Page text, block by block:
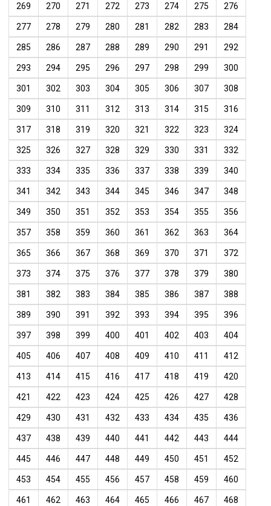
269 270 271 272 273 274 275 276
277 278 279 280 281 282 283 284
285 286 287 288 289 290 291 292
293 294 295 296 297 298 299 300
301 302 303 304 305 306 307 308
309 310 311 312 313 314 315 316
317 318 319 320 321 322 323 324
325 326 327 328 329 330 331 332
333 334 335 336 337 338 339 340
341 342 343 344 345 346 347 348
349 350 351 352 353 354 355 356
357 358 359 360 361 362 363 364
365 366 367 368 369 370 371 372
373 374 375 376 377 378 379 380
381 382 383 384 385 386 387 388
389 390 391 392 393 394 395 396
397 398 399 400 401 402 403 404
405 406 407 408 409 410 411 412
413 414 415 416 417 418 419 420
421 422 423 424 425 426 427 428
429 430 431 432 433 434 435 436
437 438 439 440 441 442 443 444
445 446 447 448 449 450 451 452
453 454 455 456 457 458 459 460
461 462 463 464 465 466 467 468